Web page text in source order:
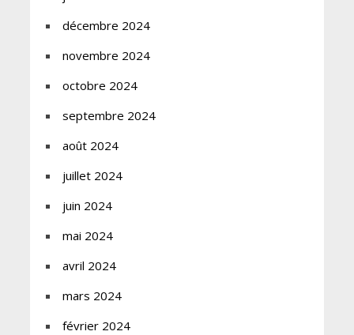
décembre 2024
novembre 2024
octobre 2024
septembre 2024
août 2024
juillet 2024
juin 2024
mai 2024
avril 2024
mars 2024
février 2024